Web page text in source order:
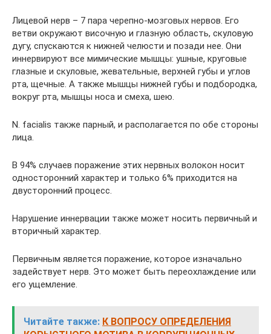
Лицевой нерв – 7 пара черепно-мозговых нервов. Его
ветви окружают височную и глазную область, скуловую
дугу, спускаются к нижней челюсти и позади нее. Они
иннервируют все мимические мышцы: ушные, круговые
глазные и скуловые, жевательные, верхней губы и углов
рта, щечные. А также мышцы нижней губы и подбородка,
вокруг рта, мышцы носа и смеха, шею.
N. facialis также парный, и располагается по обе стороны
лица.
В 94% случаев поражение этих нервных волокон носит
односторонний характер и только 6% приходится на
двусторонний процесс.
Нарушение иннервации также может носить первичный и
вторичный характер.
Первичным является поражение, которое изначально
задействует нерв. Это может быть переохлаждение или
его ущемление.
Читайте также: К ВОПРОСУ ОПРЕДЕЛЕНИЯ